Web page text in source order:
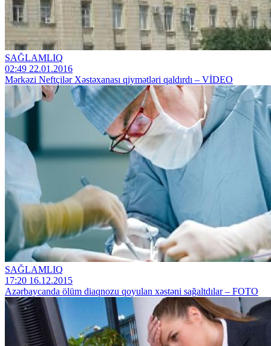
SAĞLAMLIQ
02:49 22.01.2016
Mərkəzi Neftçilər Xəstəxanası qiymətləri qaldırdı – VİDEO
SAĞLAMLIQ
17:20 16.12.2015
Azərbaycanda ölüm diaqnozu qoyulan xəstəni sağaltdılar – FOTO